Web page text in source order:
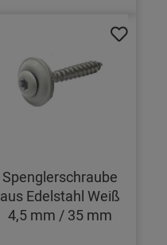
Spenglerschraube
aus Edelstahl Weiß
4,5 mm / 35 mm